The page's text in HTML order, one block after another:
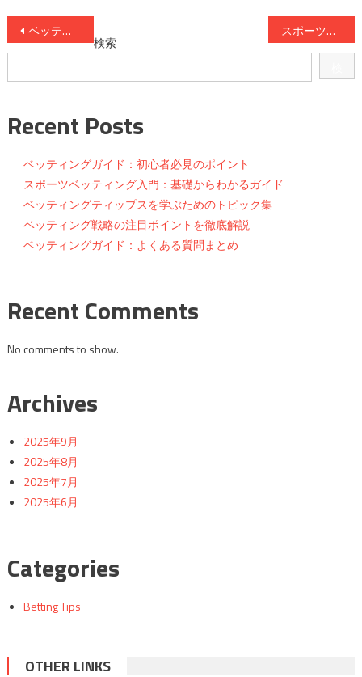
投
稿
ナ
ビ
ゲ
ー
シ
ョ
ベッティング戦略の基本を解説！初心者向けガイド スポーツベッティングの基礎知識まとめ
検索
Recent Posts
ベッティングガイド：初心者必見のポイント
スポーツベッティング入門：基礎からわかるガイド
ベッティングティップスを学ぶためのトピック集
ベッティング戦略の注目ポイントを徹底解説
ベッティングガイド：よくある質問まとめ
Recent Comments
No comments to show.
Archives
2025年9月
2025年8月
2025年7月
2025年6月
Categories
Betting Tips
OTHER LINKS